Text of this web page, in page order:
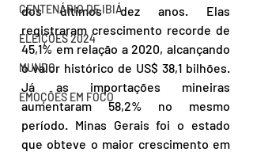
CENTENÁRIO DE IBIÁ
ELEIÇÕES 2024
MUNDO
EMOÇÕES EM FOCO
dos últimos dez anos. Elas
registraram crescimento recorde de
45,1% em relação a 2020, alcançando
o valor histórico de US$ 38,1 bilhões.
Já as importações mineiras
aumentaram 58,2% no mesmo
período. Minas Gerais foi o estado
que obteve o maior crescimento em